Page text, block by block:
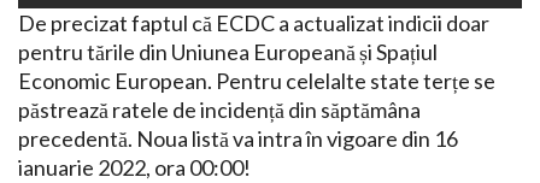
De precizat faptul că ECDC a actualizat indicii doar
pentru tările din Uniunea Europeană și Spațiul
Economic European. Pentru celelalte state terțe se
păstrează ratele de incidență din săptămâna
precedentă. Noua listă va intra în vigoare din 16
ianuarie 2022, ora 00:00!